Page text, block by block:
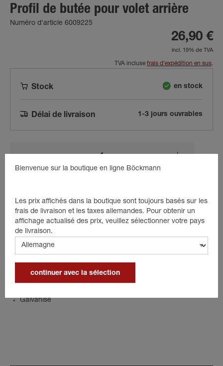
Profil de butée pour volet arrière
Numéro d'article 6009225
26,90 €
incl. 19% de TVA
TVA incluse frais d'expédition en sus.
Stock en stock
Délai de livraison 1-3 jours ouvrables
Beschreibung
Profil de butée pour volet arrière 14/16 gauche/droite.
Détails
Galvanisé
Bienvenue sur la boutique en ligne Böckmann
Les prix affichés dans la boutique sont toujours basés sur les
frais de livraison et les taxes allemandes. Pour obtenir un
affichage actualisé des prix, veuillez sélectionner votre pays
de livraison.
continuer avec la sélection